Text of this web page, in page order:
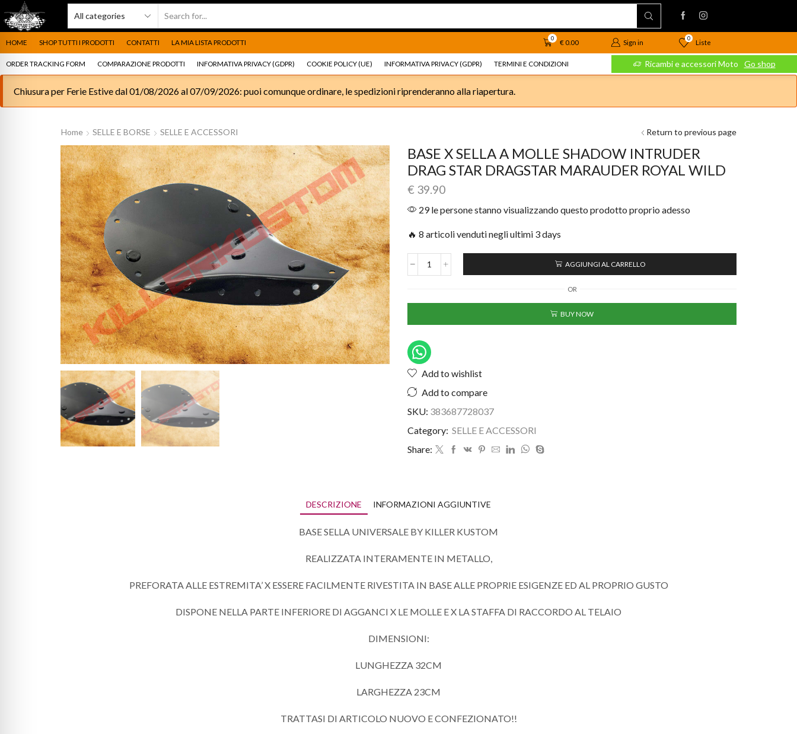
HOME SHOP TUTTI I PRODOTTI CONTATTI LA MIA LISTA PRODOTTI
0
€0.00 Sign in
0
Liste
ORDER TRACKING FORM COMPARAZIONE PRODOTTI INFORMATIVA PRIVACY (GDPR) COOKIE POLICY (UE) INFORMATIVA PRIVACY (GDPR) TERMINI E CONDIZIONI
Ricambi e accessori Moto Go shop Ricambi e accessori Moto Go shop Ricambi e accessori Moto Go shop
Chiusura per Ferie Estive dal 01/08/2026 al 07/09/2026: puoi comunque ordinare, le spedizioni riprenderanno alla riapertura.
Home SELLE E BORSE SELLE E ACCESSORI Return to previous page
BASE X SELLA A MOLLE SHADOW INTRUDER
DRAG STAR DRAGSTAR MARAUDER ROYAL WILD
€ 39.90
29 le persone stanno visualizzando questo prodotto proprio adesso
🔥 8 articoli venduti negli ultimi 3 days
AGGIUNGI AL CARRELLO
OR
BUY NOW
Add to wishlist
Add to compare
SKU: 383687728037
Category: SELLE E ACCESSORI
Share:
DESCRIZIONE INFORMAZIONI AGGIUNTIVE
BASE SELLA UNIVERSALE BY KILLER KUSTOM
REALIZZATA INTERAMENTE IN METALLO,
PREFORATA ALLE ESTREMITA’ X ESSERE FACILMENTE RIVESTITA IN BASE ALLE PROPRIE ESIGENZE ED AL PROPRIO GUSTO
DISPONE NELLA PARTE INFERIORE DI AGGANCI X LE MOLLE E X LA STAFFA DI RACCORDO AL TELAIO
DIMENSIONI:
LUNGHEZZA 32CM
LARGHEZZA 23CM
TRATTASI DI ARTICOLO NUOVO E CONFEZIONATO!!